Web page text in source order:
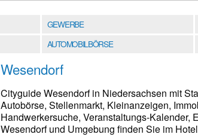
GEWERBE
AUTOMOBILBÖRSE
Wesendorf
Cityguide Wesendorf in Niedersachsen mit
Autobörse, Stellenmarkt, Kleinanzeigen,
Handwerkersuche, Veranstaltungs-Kalender,
Wesendorf und Umgebung finden Sie im